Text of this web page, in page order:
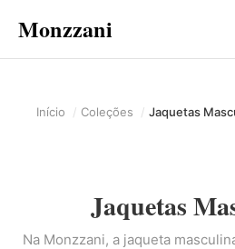
Monzzani
Início Coleções Jaquetas
Jaquetas
Na Monzzani, a jaqueta